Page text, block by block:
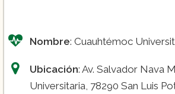
Nombre: Cuauhtémoc
Ubicación: Av. Salvador Nava
Universitaria, 78290 San Luis